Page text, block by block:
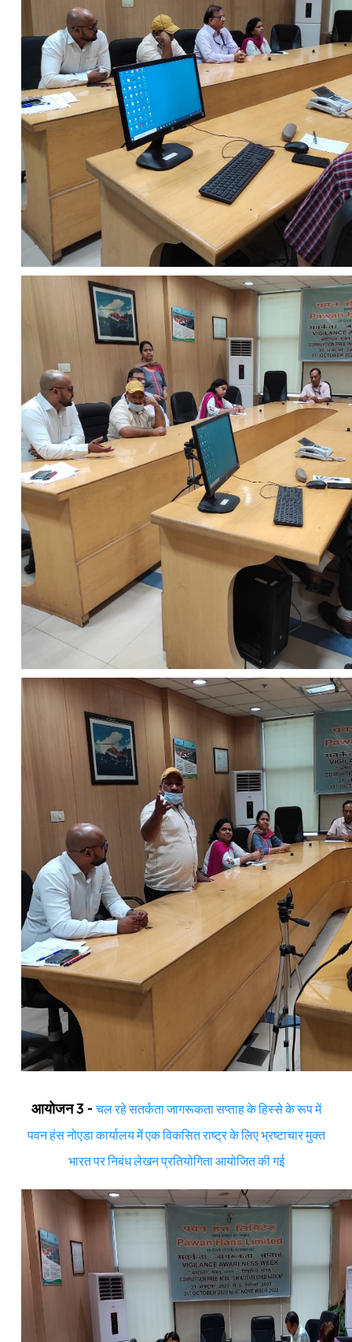
आयोजन 3 -चल रहे सतर्कता जागरूकता सप्ताह के हिस्से के रूप में
पवन हंस नोएडा कार्यालय में एक विकसित राष्ट्र के लिए भ्रष्टाचार मुक्त
भारत पर निबंध लेखन प्रतियोगिता आयोजित की गई